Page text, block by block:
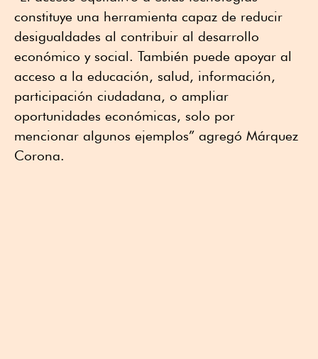
constituye una herramienta capaz de reducir
desigualdades al contribuir al desarrollo
económico y social. También puede apoyar al
acceso a la educación, salud, información,
participación ciudadana, o ampliar
oportunidades económicas, solo por
mencionar algunos ejemplos” agregó Márquez
Corona.